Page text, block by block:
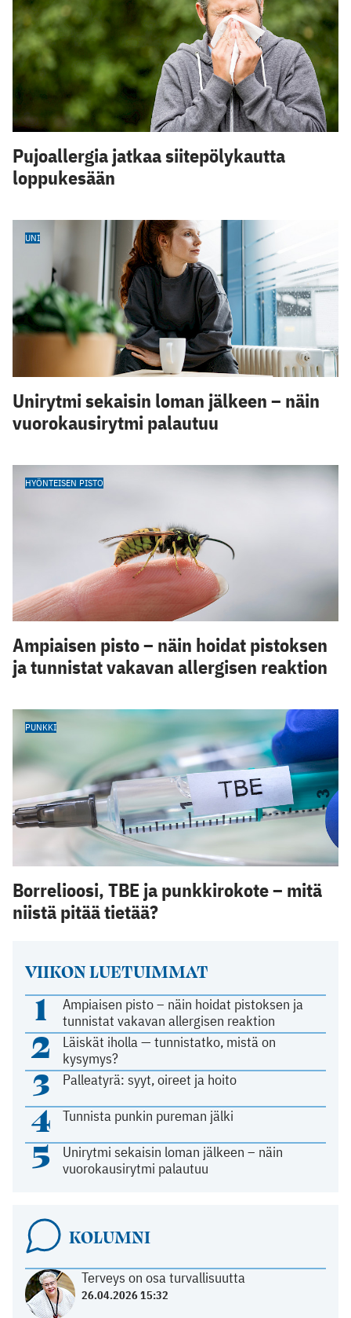
VIIKON LUETUIMMAT
1
Ampiaisen pisto – näin hoidat pistoksen ja
tunnistat vakavan allergisen reaktion
2
Läiskät iholla — tunnistatko, mistä on
kysymys?
3 Palleatyrä: syyt, oireet ja hoito
4 Tunnista punkin pureman jälki
5
Unirytmi sekaisin loman jälkeen – näin
vuorokausirytmi palautuu
KOLUMNI
Terveys on osa turvallisuutta
26.04.2026 15:32
Pujoallergia jatkaa siitepölykautta
loppukesään
UNI
Unirytmi sekaisin loman jälkeen – näin
vuorokausirytmi palautuu
HYÖNTEISEN PISTO
Ampiaisen pisto – näin hoidat pistoksen
ja tunnistat vakavan allergisen reaktion
PUNKKI
Borrelioosi, TBE ja punkkirokote – mitä
niistä pitää tietää?